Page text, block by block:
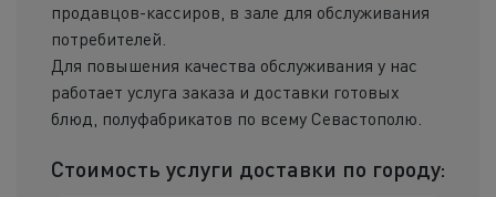
продавцов-кассиров, в зале для обслуживания
потребителей.
Для повышения качества обслуживания у нас
работает услуга заказа и доставки готовых
блюд, полуфабрикатов по всему Севастополю.
Стоимость услуги доставки по городу: